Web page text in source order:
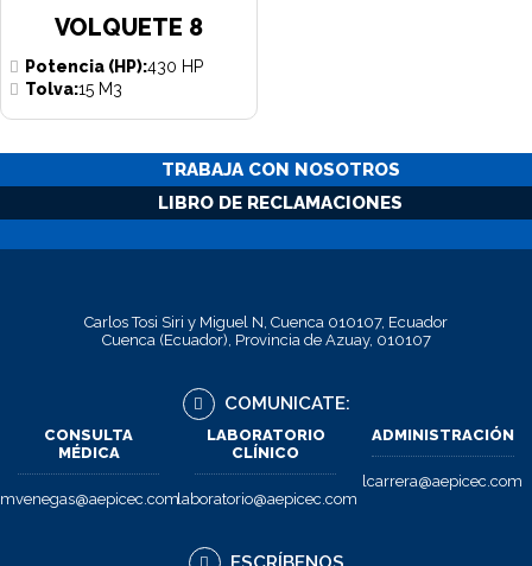
VOLQUETE 8
Potencia (HP):430 HP
Tolva:15 M3
TRABAJA CON NOSOTROS
LIBRO DE RECLAMACIONES
Carlos Tosi Siri y Miguel N, Cuenca 010107, Ecuador
Cuenca (Ecuador), Provincia de Azuay, 010107
COMUNICATE:
CONSULTA
MÉDICA
mvenegas@aepicec.com
LABORATORIO
CLÍNICO
laboratorio@aepicec.com
ADMINISTRACIÓN
lcarrera@aepicec.com